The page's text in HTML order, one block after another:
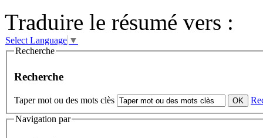
Traduire le résumé vers :
Select Language ▼
Recherche
Recherche
Taper mot ou des mots clès
Navigation par